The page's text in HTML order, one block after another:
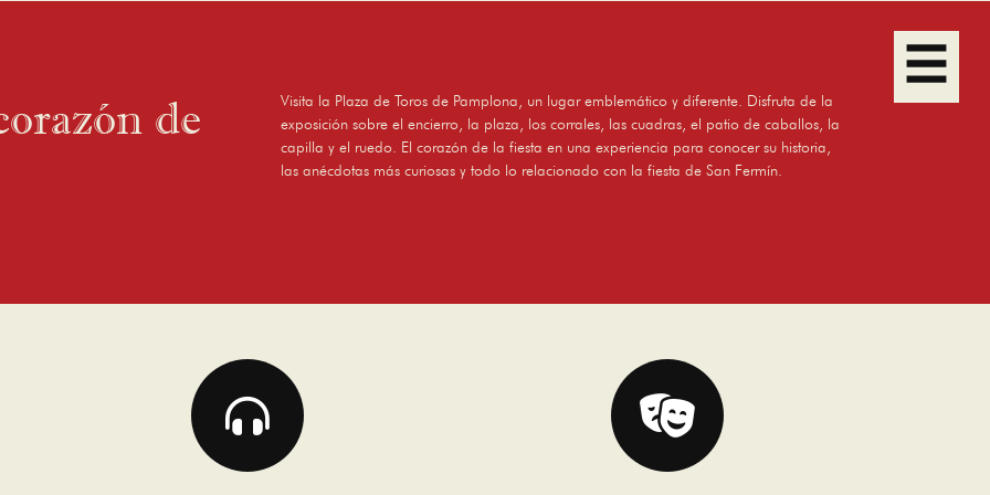
de
Visita la Plaza de Toros de Pamplona, un lugar emblemático y diferente. Disfruta de la
exposición sobre el encierro, la plaza, los corrales, las cuadras, el patio de caballos, la
capilla y el ruedo. El corazón de la fiesta en una experiencia para conocer su historia,
las anécdotas más curiosas y todo lo relacionado con la fiesta de San Fermín.